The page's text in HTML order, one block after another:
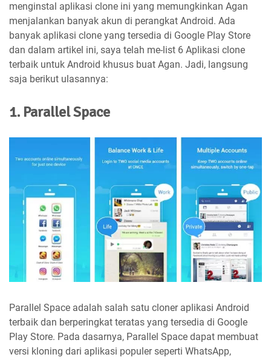
menginstal aplikasi clone ini yang memungkinkan Agan
menjalankan banyak akun di perangkat Android. Ada
banyak aplikasi clone yang tersedia di Google Play Store
dan dalam artikel ini, saya telah me-list 6 Aplikasi clone
terbaik untuk Android khusus buat Agan. Jadi, langsung
saja berikut ulasannya:
1. Parallel Space
Parallel Space adalah salah satu cloner aplikasi Android
terbaik dan berperingkat teratas yang tersedia di Google
Play Store. Pada dasarnya, Parallel Space dapat membuat
versi kloning dari aplikasi populer seperti WhatsApp,